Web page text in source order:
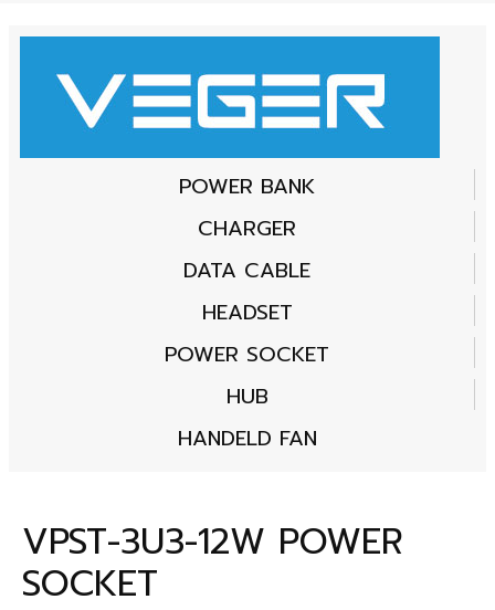
POWER BANK
CHARGER
DATA CABLE
HEADSET
POWER SOCKET
HUB
HANDELD FAN
VPST-3U3-12W POWER
SOCKET